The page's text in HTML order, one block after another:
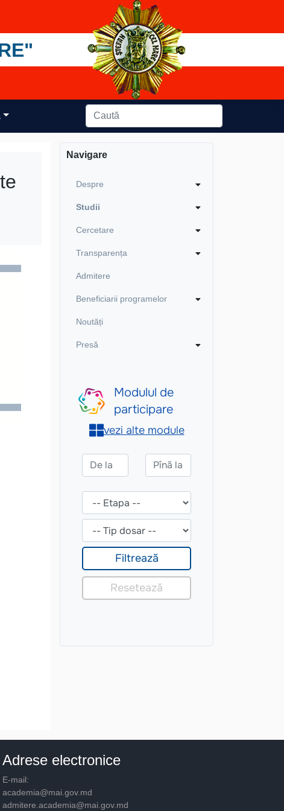
Navigare
Despre
Studii
Cercetare
Transparența
Admitere
Beneficiarii programelor
Noutăți
Presă
Adrese electronice
E-mail:
academia@mai.gov.md
admitere.academia@mai.gov.md